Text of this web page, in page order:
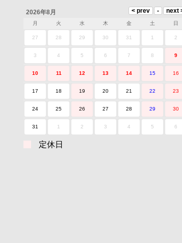
2026年8月
月 火 水 木 金 土 日
27 28 29 30 31 1 2
3 4 5 6 7 8 9
10 11 12 13 14 15 16
17 18 19 20 21 22 23
24 25 26 27 28 29 30
31 1 2 3 4 5 6
定休日